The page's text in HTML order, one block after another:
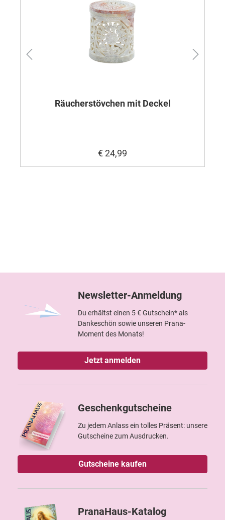
Räucherstövchen mit Deckel
€ 24,99
Newsletter-Anmeldung
Du erhältst einen 5 € Gutschein* als
Dankeschön sowie unseren Prana-
Moment des Monats!
Jetzt anmelden
Geschenkgutscheine
Zu jedem Anlass ein tolles Präsent: unsere
Gutscheine zum Ausdrucken.
Gutscheine kaufen
PranaHaus-Katalog